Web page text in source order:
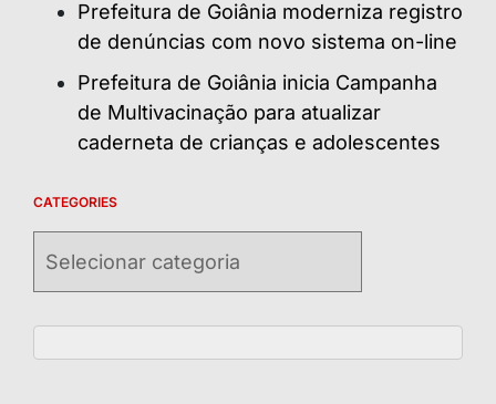
Prefeitura de Goiânia moderniza registro
de denúncias com novo sistema on-line
Prefeitura de Goiânia inicia Campanha
de Multivacinação para atualizar
caderneta de crianças e adolescentes
CATEGORIES